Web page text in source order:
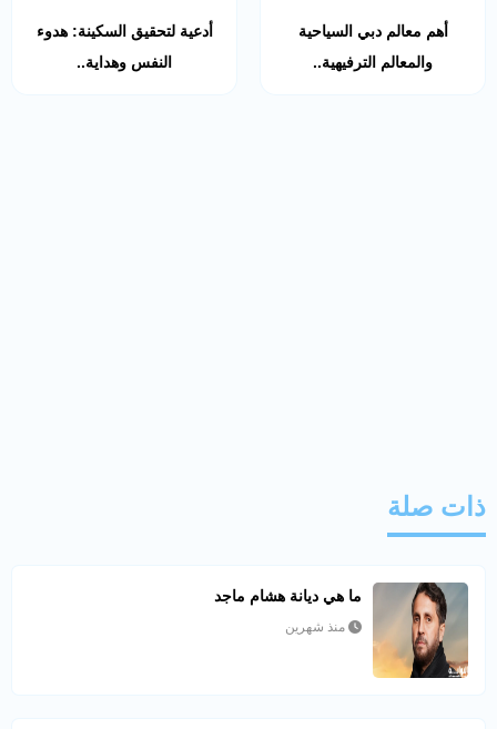
أهم معالم دبي السياحية
والمعالم الترفيهية..
أدعية لتحقيق السكينة: هدوء
النفس وهداية..
ذات صلة
ما هي ديانة هشام ماجد
منذ شهرين